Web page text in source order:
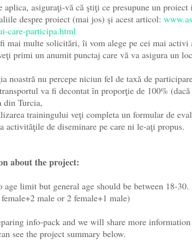
aplica, asiguraţi-vă că ştiţi ce presupune un
despre proiect (mai jos) şi acest articol:
care-participa.html
mai multe solicitări, îi vom alege pe cei mai activi
primi un anumit punctaj care vă va asigura un
noastră nu percepe niciun fel de taxă de
va fi decontat în proporţie de 100%
din Turcia,
trainingului veţi completa un formular de
activităţile de diseminare pe care ni le-aţi propus.
about the project:
age limit but general age should be between 18-
male or 2 female+1 male)
info-pack and we will share more
see the project summary below.